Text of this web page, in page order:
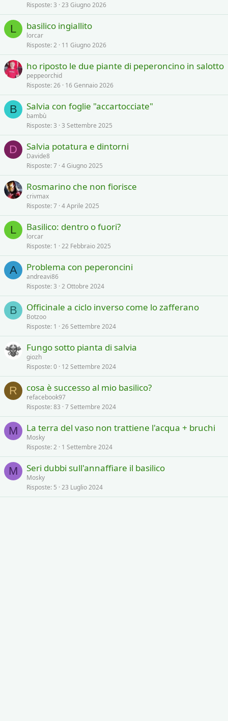
Risposte 3 23 Giugno 2026
L basilico ingiallito
lorcar
Risposte 2 11 Giugno 2026
ho riposto le due piante di peperoncino in salotto
peppeorchid
Risposte 26 16 Gennaio 2026
B Salvia con foglie "accartocciate"
bambù
Risposte 3 3 Settembre 2025
D Salvia potatura e dintorni
Davide8
Risposte 7 4 Giugno 2025
Rosmarino che non fiorisce
crivmax
Risposte 7 4 Aprile 2025
L Basilico: dentro o fuori?
lorcar
Risposte 1 22 Febbraio 2025
A Problema con peperoncini
andreavi86
Risposte 3 2 Ottobre 2024
B Officinale a ciclo inverso come lo zafferano
Botzoo
Risposte 1 26 Settembre 2024
Fungo sotto pianta di salvia
giozh
Risposte 0 12 Settembre 2024
R cosa è successo al mio basilico?
refacebook97
Risposte 83 7 Settembre 2024
M La terra del vaso non trattiene l'acqua + bruchi
Mosky
Risposte 2 1 Settembre 2024
M Seri dubbi sull'annaffiare il basilico
Mosky
Risposte 5 23 Luglio 2024